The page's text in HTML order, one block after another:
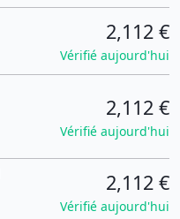
2,112 €
Vérifié aujourd'hui
2,112 €
Vérifié aujourd'hui
2,112 €
Vérifié aujourd'hui